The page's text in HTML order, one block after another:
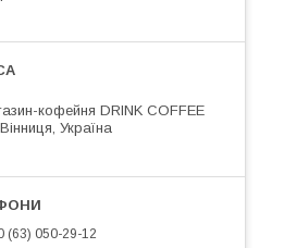
кофейня DRINK COFFEE
Україна
(63) 050-29-12